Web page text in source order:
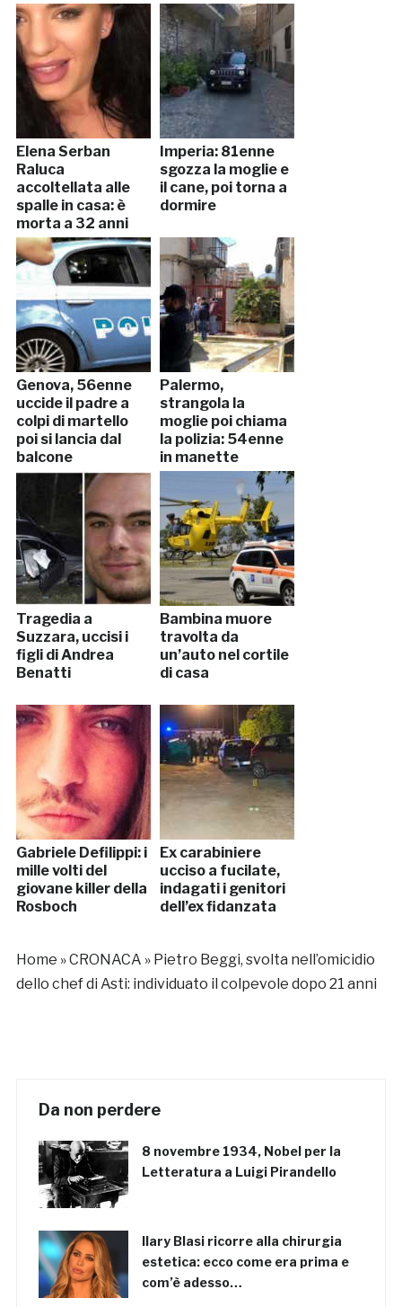
omicidi
Elena Serban
Raluca
accoltellata alle
spalle in casa: è
morta a 32 anni
Imperia: 81enne
sgozza la moglie e
il cane, poi torna a
dormire
Genova, 56enne
uccide il padre a
colpi di martello
poi si lancia dal
balcone
Palermo,
strangola la
moglie poi chiama
la polizia: 54enne
in manette
Tragedia a
Suzzara, uccisi i
figli di Andrea
Benatti
Bambina muore
travolta da
un’auto nel cortile
di casa
Gabriele Defilippi: i
mille volti del
giovane killer della
Rosboch
Ex carabiniere
ucciso a fucilate,
indagati i genitori
dell’ex fidanzata
Home »CRONACA » Pietro Beggi, svolta nell’omicidio
dello chef di Asti: individuato il colpevole dopo 21 anni
Da non perdere
8 novembre 1934, Nobel per la
Letteratura a Luigi Pirandello
Ilary Blasi ricorre alla chirurgia
estetica: ecco come era prima e
com’è adesso…